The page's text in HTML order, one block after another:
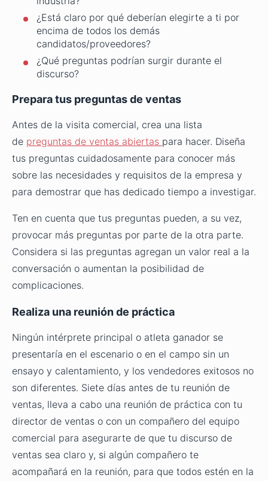
¿Está claro por qué deberían elegirte a ti por
encima de todos los demás
candidatos/proveedores?
¿Qué preguntas podrían surgir durante el
discurso?
Prepara tus preguntas de ventas
Antes de la visita comercial, crea una lista
de preguntas de ventas abiertas para hacer. Diseña
tus preguntas cuidadosamente para conocer más
sobre las necesidades y requisitos de la empresa y
para demostrar que has dedicado tiempo a investigar.
Ten en cuenta que tus preguntas pueden, a su vez,
provocar más preguntas por parte de la otra parte.
Considera si las preguntas agregan un valor real a la
conversación o aumentan la posibilidad de
complicaciones.
Realiza una reunión de práctica
Ningún intérprete principal o atleta ganador se
presentaría en el escenario o en el campo sin un
ensayo y calentamiento, y los vendedores exitosos no
son diferentes. Siete días antes de tu reunión de
ventas, lleva a cabo una reunión de práctica con tu
director de ventas o con un compañero del equipo
comercial para asegurarte de que tu discurso de
ventas sea claro y, si algún compañero te
acompañará en la reunión, para que todos estén en la